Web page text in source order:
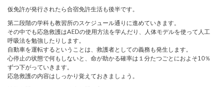
仮免許が発行されたら合宿免許生活も後半です。
第二段階の学科も教習所のスケジュール通りに進めていきます。
その中でも応急救護はAEDの使用方法を学んだり、人体モデルを使って人工
呼吸法を勉強したりします。
自動車を運転するということは、救護者としての義務も発生します。
心停止の状態で何もしないと、命が助かる確率は１分たつごとにおよそ10％
ずつ下がっていきます。
応急救護の内容はしっかり覚えておきましょう。